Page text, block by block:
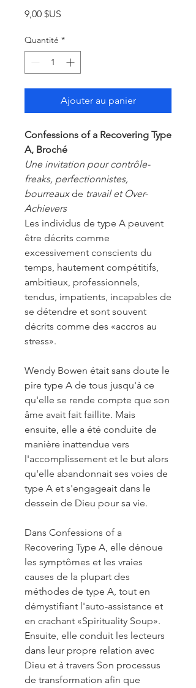
9,00 $US
Quantité *
Ajouter au panier
Confessions of a Recovering Type
A, Broché
Une invitation pour contrôle-
freaks, perfectionnistes,
bourreauxde travail et Over-
Achievers
Les individus de type A peuvent
être décrits comme
excessivement conscients du
temps, hautement compétitifs,
ambitieux, professionnels,
tendus, impatients, incapables de
se détendre et sont souvent
décrits comme des «accros au
stress».
Wendy Bowen était sans doute le
pire type A de tous jusqu'à ce
qu'elle se rende compte que son
âme avait fait faillite. Mais
ensuite, elle a été conduite de
manière inattendue vers
l'accomplissement et le but alors
qu'elle abandonnait ses voies de
type A et s'engageait dans le
dessein de Dieu pour sa vie.
Dans Confessions of a
Recovering Type A, elle dénoue
les symptômes et les vraies
causes de la plupart des
méthodes de type A, tout en
démystifiant l'auto-assistance et
en crachant «Spirituality Soup».
Ensuite, elle conduit les lecteurs
dans leur propre relation avec
Dieu et à travers Son processus
de transformation afin que